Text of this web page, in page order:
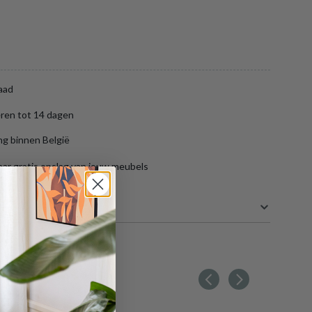
tot 14 dagen
binnen België
gratis opslag van jouw meubels
10 cm
40.5 cm